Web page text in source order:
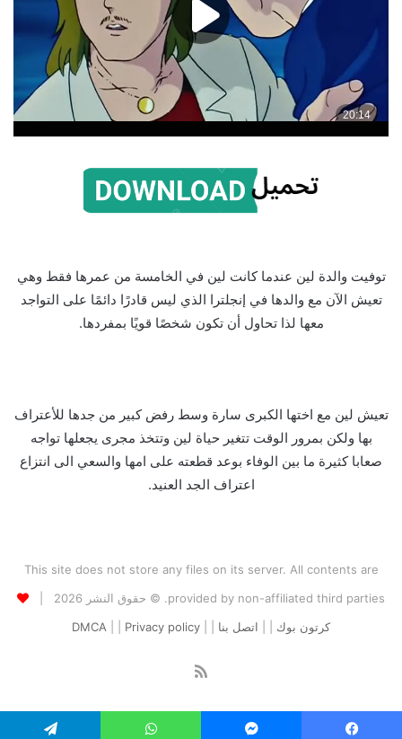
توفيت والدة لين عندما كانت لين في الخامسة من عمرها فقط وهي
تعيش الآن مع والدها في إنجلترا الذي ليس قادرًا دائمًا على التواجد
معها لذا تحاول أن تكون شخصًا قويًا بمفردها.
تعيش لين مع اختها الكبرى سارة وسط رفض كبير من جدها للأعتراف
بها ولكن بمرور الوقت تتغير حياة لين وتتخذ مجرى يجعلها تواجه
صعابا كثيرة ما بين الوفاء بوعد قطعته على امها والسعي الى انتزاع
اعتراف الجد العنيد.
This site does not store any files on its server. All contents are
provided by non-affiliated third parties. © حقوق النشر 2026 |
كرتون بوك
اتصل بنا DMCA Privacy policy
ملخص
الموقع